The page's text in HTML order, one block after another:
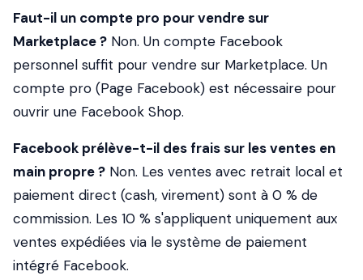
Faut-il un compte pro pour vendre sur
Marketplace ? Non. Un compte Facebook
personnel suffit pour vendre sur Marketplace. Un
compte pro (Page Facebook) est nécessaire pour
ouvrir une Facebook Shop.
Facebook prélève-t-il des frais sur les ventes en
main propre ? Non. Les ventes avec retrait local et
paiement direct (cash, virement) sont à 0 % de
commission. Les 10 % s'appliquent uniquement aux
ventes expédiées via le système de paiement
intégré Facebook.